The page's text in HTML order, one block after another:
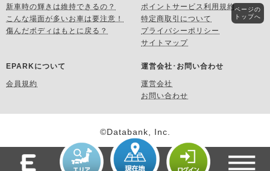
新車時の輝きは維持できるの？
こんな場面が多いお車は要注意！
傷んだボディはもとに戻る？
ポイントサービス利用規約
特定商取引について
プライバシーポリシー
サイトマップ
EPARKについて
会員規約
運営会社･お問い合わせ
運営会社
お問い合わせ
©Databank, Inc.
ページの
トップへ